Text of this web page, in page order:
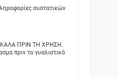
συστατικών
ΚΑΛΑ ΠΡΙΝ ΤΗ ΧΡΗΣΗ.
πριν το γυαλιστικό